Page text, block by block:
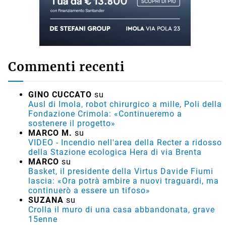
Commenti recenti
GINO CUCCATO su
Ausl di Imola, robot chirurgico a mille, Poli della
Fondazione Crimola: «Continueremo a
sostenere il progetto»
MARCO M. su
VIDEO - Incendio nell'area della Recter a ridosso
della Stazione ecologica Hera di via Brenta
MARCO su
Basket, il presidente della Virtus Davide Fiumi
lascia: «Ora potrà ambire a nuovi traguardi, ma
continuerò a essere un tifoso»
SUZANA su
Crolla il muro di una casa abbandonata, grave
15enne